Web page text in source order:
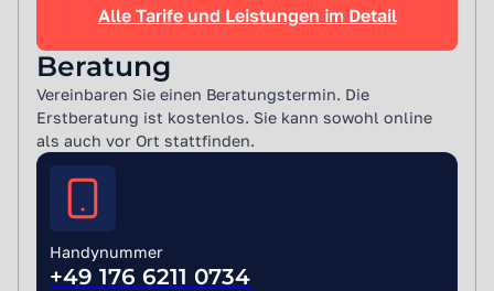
Alle Tarife und Leistungen im Detail
Beratung
Vereinbaren Sie einen Beratungstermin. Die
Erstberatung ist kostenlos. Sie kann sowohl online
als auch vor Ort stattfinden.
Handynummer
+49 176 6211 0734